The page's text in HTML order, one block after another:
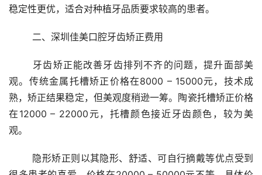
稳定性更优，适合对种植牙品质要求较高的患者。
	二、深圳佳美口腔牙齿矫正费用
观。传统金属托槽矫正价格在8000 – 15000元，技术成
熟，矫正结果稳定，但美观度稍逊一筹。陶瓷托槽矫正价格
在12000 – 22000元，托槽颜色接近牙齿颜色，较为美
观。